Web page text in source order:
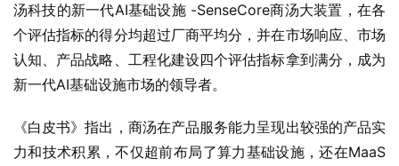
汤科技的新一代AI基础设施 -SenseCore商汤大装置，在各
个评估指标的得分均超过厂商平均分，并在市场响应、市场
认知、产品战略、工程化建设四个评估指标拿到满分，成为
新一代AI基础设施市场的领导者。
《白皮书》指出，商汤在产品服务能力呈现出较强的产品实
力和技术积累，不仅超前布局了算力基础设施，还在MaaS